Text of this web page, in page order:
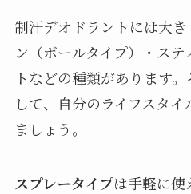
制汗デオドラントには大
ン（ボールタイプ）・ス
トなどの種類があります
して、自分のライフスタ
ましょう。
スプレータイプは手軽に使